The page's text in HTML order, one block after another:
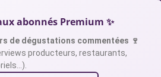
abonnés Premium ✨
de dégustations commentées 🍷
producteurs, restaurants,